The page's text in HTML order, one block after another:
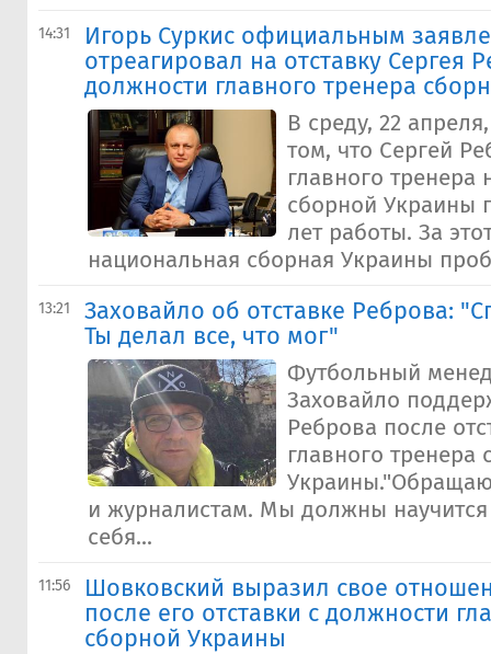
14:31
Игорь Суркис официальным
отреагировал на отставку Сергея
должности главного тренера
В среду, 22
том, что Сергей
главного тренера
сборной Украины
лет работы. За
национальная сборная Украины
13:21
Заховайло об отставке Реброва:
Ты делал все, что мог"
Футбольный
Заховайло
Реброва после
главного тренера
и журналистам. Мы должны
себя...
11:56
Шовковский выразил свое
после его отставки с должности
сборной Украины